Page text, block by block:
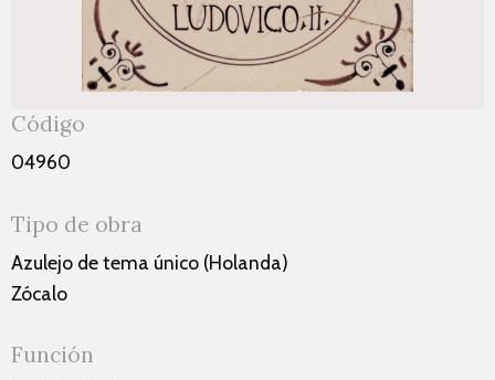
Código
04960
Tipo de obra
Azulejo de tema único (Holanda)
Zócalo
Función